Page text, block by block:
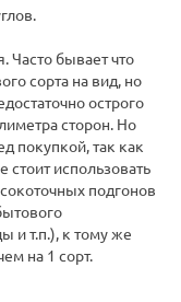
Часто бывает что
сорта на вид, но
острого
сторон. Но
покупкой, так как
использовать
подгонов
и т.п.), к тому же
на 1 сорт.